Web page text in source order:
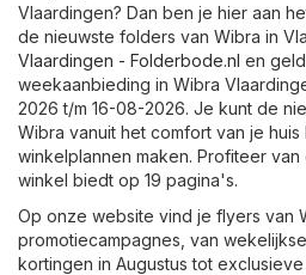
Vlaardingen? Dan ben je hier aan
de nieuwste folders van Wibra in
Vlaardingen - Folderbode.nl en
weekaanbieding in Wibra
2026 t/m 16-08-2026. Je kunt de
Wibra vanuit het comfort van je
winkelplannen maken. Profiteer
winkel biedt op 19 pagina's.
Op onze website vind je flyers van
promotiecampagnes, van
kortingen in Augustus tot